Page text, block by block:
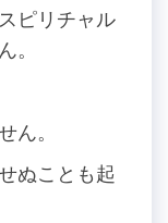
ピリチャル
。
ん。
ぬことも起